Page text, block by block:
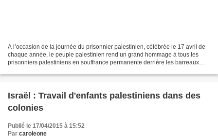
A l’occasion de la journée du prisonnier palestinien, célébrée le 17 avril de
chaque année, le peuple palestinien rend un grand hommage à tous les
prisonniers palestiniens en souffrance permanente derrière les barreaux
Israël : Travail d'enfants palestiniens dans des
colonies
Publié le 17/04/2015 à 15:52
Par caroleone